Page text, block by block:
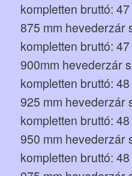
kompletten bruttó:
875 mm hevederzár
kompletten bruttó:
900mm hevederzár
kompletten bruttó:
925 mm hevederzár
kompletten bruttó:
950 mm hevederzár
kompletten bruttó: